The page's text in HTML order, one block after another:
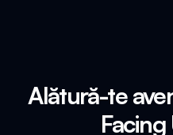
Alătură-te